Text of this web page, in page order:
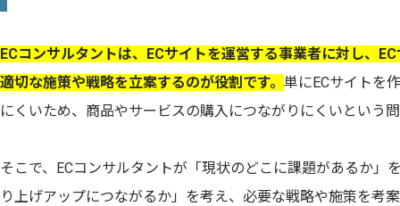
ECコンサルタントは、ECサイトを運営する事業者に対し、
適切な施策や戦略を立案するのが役割です。 単にECサイトを
にくいため、商品やサービスの購入につながりにくいという
そこで、ECコンサルタントが「現状のどこに課題があるか」
り上げアップにつながるか」を考え、必要な戦略や施策を考